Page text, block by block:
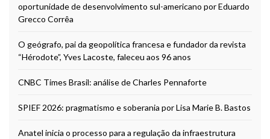
oportunidade de desenvolvimento sul-americano por Eduardo
Grecco Corrêa
O geógrafo, pai da geopolítica francesa e fundador da revista
“Hérodote”, Yves Lacoste, faleceu aos 96 anos
CNBC Times Brasil: análise de Charles Pennaforte
SPIEF 2026: pragmatismo e soberania por Lisa Marie B. Bastos
Anatel inicia o processo para a regulação da infraestrutura